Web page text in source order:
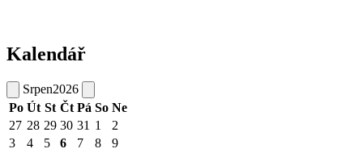
Kalendář
Srpen2026
Po Út St Čt Pá So Ne
27 28 29 30 31 1
2
3
4 5 6 7 8
9